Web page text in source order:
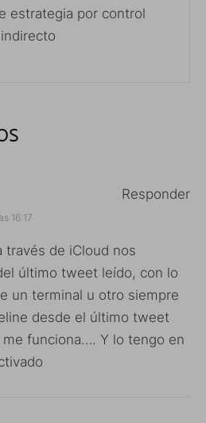
estrategia por control
indirecto
16:17
través de iCloud nos
último tweet leído, con lo
un terminal u otro siempre
desde el último tweet
funciona…. Y lo tengo en
Responder